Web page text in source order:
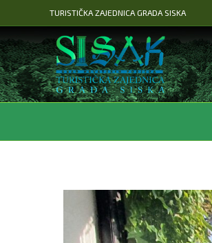
na
sadržaj
TURISTIČKA ZAJEDNICA GRADA SISKA